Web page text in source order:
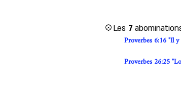
💠Les 7
Proverbes 6:16 "Il
Proverbes 26:25